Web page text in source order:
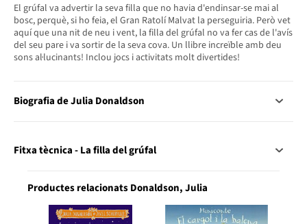
El grúfal va advertir la seva filla que no havia d'endinsar-se mai al
bosc, perquè, si ho feia, el Gran Ratolí Malvat la perseguiria. Però vet
aquí que una nit de neu i vent, la filla del grúfal no va fer cas de l'avís
del seu pare i va sortir de la seva cova. Un llibre increïble amb deu
sons al·lucinants! Inclou jocs i activitats molt divertides!
Biografia de Julia Donaldson
Fitxa tècnica - La filla del grúfal
Productes relacionats Donaldson, Julia